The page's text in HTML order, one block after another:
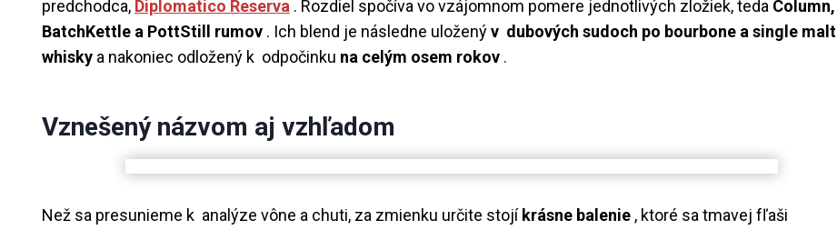
predchodca, Diplomatico Reserva . Rozdiel spočíva vo vzájomnom pomere jednotlivých zložiek, teda Column,
BatchKettle a PottStill rumov . Ich blend je následne uloženýv dubových sudoch po bourbone a single malt
whisky a nakoniec odložený k odpočinku na celým osem rokov .
Vznešený názvom aj vzhľadom
Než sa presunieme k analýze vône a chuti, za zmienku určite stojí krásne balenie , ktoré sa tmavej fľaši